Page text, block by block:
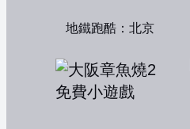
地鐵跑酷：北京